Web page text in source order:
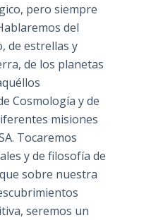
pero siempre
del
de estrellas y
de los planetas
Cosmología y de
misiones
Tocaremos
y de filosofía de
sobre nuestra
seremos un